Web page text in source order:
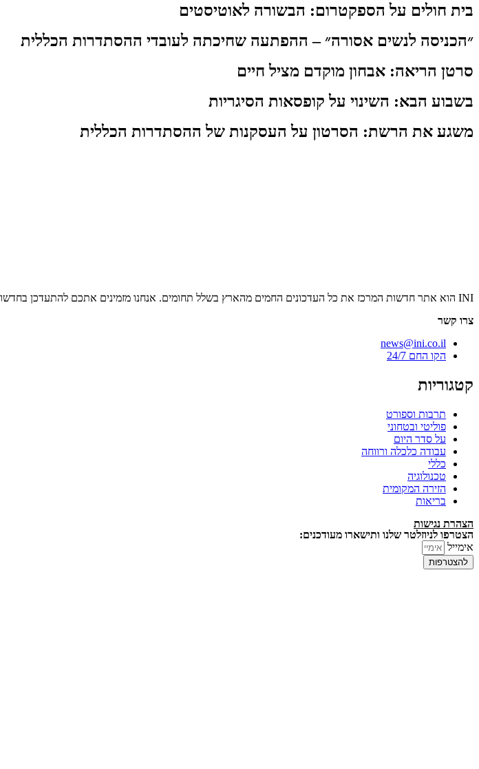
בית חולים על הספקטרום: הבשורה לאוטיסטים
״הכניסה לנשים אסורה״ – ההפתעה שחיכתה לעובדי ההסתדרות הכללית
סרטן הריאה: אבחון מוקדם מציל חיים
בשבוע הבא: השינוי על קופסאות הסיגריות
משגע את הרשת: הסרטון על העסקנות של ההסתדרות הכללית
INI הוא אתר חדשות המרכז את כל העדכונים החמים מהארץ בשלל תחומים. אנחנו מזמינים אתכם להתעדכן בחדשות היום, להאזין לפודקאסטים, ולקרוא מאמרי דעה.
צרו קשר
news@ini.co.il
הקו החם 24/7
קטגוריות
תרבות וספורט
פוליטי ובטחוני
על סדר היום
עבודה כלכלה ורווחה
כללי
טכנולוגיה
הזירה המקומית
בריאות
הצהרת נגישות
הצטרפו לניוזלטר שלנו ותישארו מעודכנים:
אימייל
להצטרפות